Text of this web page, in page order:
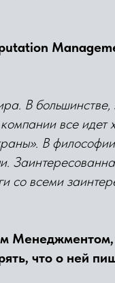
В большинстве,
все идет
В философии
со всеми
Менеджментом,
что о ней